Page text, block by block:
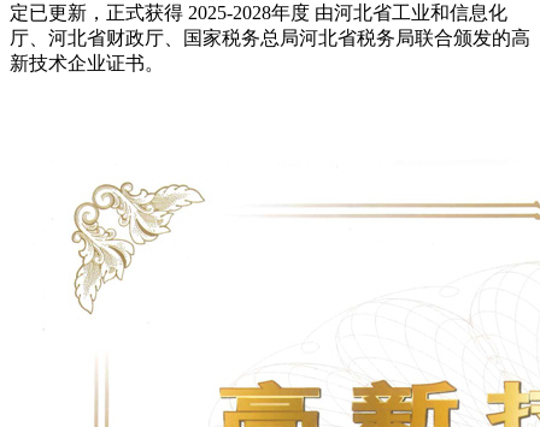
定已更新，正式获得 2025-2028年度 由河北省工业和信息化
厅、河北省财政厅、国家税务总局河北省税务局联合颁发的高
新技术企业证书。